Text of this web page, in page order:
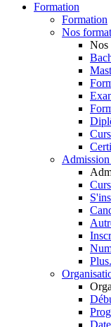
Formation
Formation
Nos
Nos